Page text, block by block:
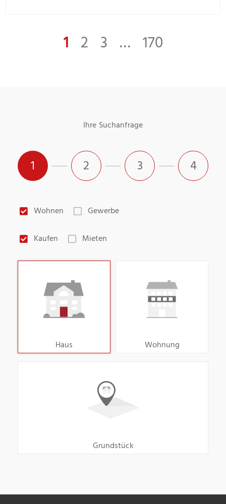
1 2 3 … 170
Ihre Suchanfrage
1 2 3 4
Wohnen Gewerbe
Kaufen Mieten
Haus Wohnung
Grundstück